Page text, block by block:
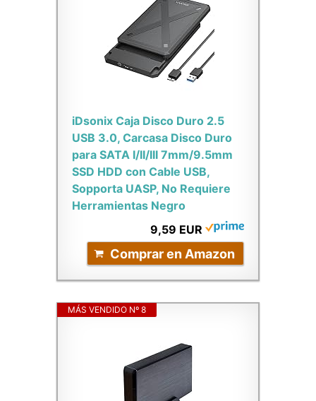
iDsonix Caja Disco Duro 2.5
USB 3.0, Carcasa Disco Duro
para SATA I/II/III 7mm/9.5mm
SSD HDD con Cable USB,
Sopporta UASP, No Requiere
Herramientas Negro
9,59 EUR
Comprar en Amazon
MÁS VENDIDO Nº 8